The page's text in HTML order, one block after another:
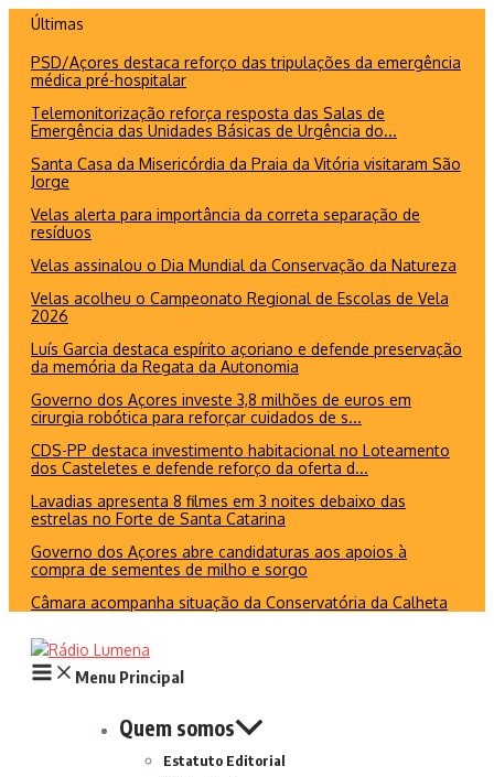
conteúdo
Últimas
PSD/Açores destaca reforço das tripulações da emergência
médica pré-hospitalar
Telemonitorização reforça resposta das Salas de
Emergência das Unidades Básicas de Urgência do...
Santa Casa da Misericórdia da Praia da Vitória visitaram São
Jorge
Velas alerta para importância da correta separação de
resíduos
Velas assinalou o Dia Mundial da Conservação da Natureza
Velas acolheu o Campeonato Regional de Escolas de Vela
2026
Luís Garcia destaca espírito açoriano e defende preservação
da memória da Regata da Autonomia
Governo dos Açores investe 3,8 milhões de euros em
cirurgia robótica para reforçar cuidados de s...
CDS-PP destaca investimento habitacional no Loteamento
dos Casteletes e defende reforço da oferta d...
Lavadias apresenta 8 filmes em 3 noites debaixo das
estrelas no Forte de Santa Catarina
Governo dos Açores abre candidaturas aos apoios à
compra de sementes de milho e sorgo
Câmara acompanha situação da Conservatória da Calheta
Menu Principal
Quem somos
Estatuto Editorial